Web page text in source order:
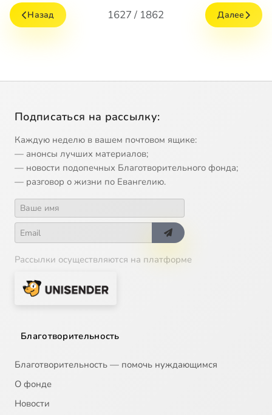
Назад 1627 / 1862 Далее
Подписаться на рассылку:
Каждую неделю в вашем почтовом ящике:
— анонсы лучших материалов;
— новости подопечных Благотворительного фонда;
— разговор о жизни по Евангелию.
Рассылки осуществляются на платформе
Благотворительность
Благотворительность — помочь нуждающимся
О фонде
Новости